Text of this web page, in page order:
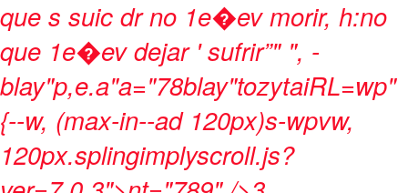
que s suic dr no 1e�ev morir, h:no
que 1e�ev dejar ' sufrir”" ", -
blay"p,e.a"a="78blay"tozytaiRL=wp"
{--w, (max-in--ad 120px)s-wpvw,
120px.splingimplyscroll.js?